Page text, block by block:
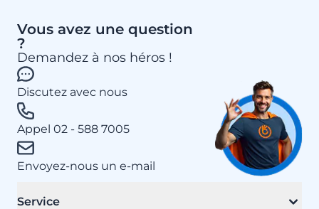
Vous avez une question
?
Demandez à nos héros !
Discutez avec nous
Appel 02 - 588 7005
Envoyez-nous un e-mail
Service